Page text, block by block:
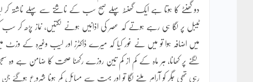
دو گھنٹے کا ہوتا ہے ایک گھنٹہ پہلے صبح سب کے ناشتے سے پہلے ناشتہ کر لیا
ٹیبل پر لگا ہی رہے ہوتے کہ عصر کی اذانیں ہونے لگتیں، نماز پڑھ کر سب
میں اضافہ ہوا تو میں نے غور کیا کہ میرے ڈاکٹرز اور لیب وغیرہ کے وزٹ
لگنے پر کھانا، ہر ماہ کے کم از کم تین روزے رکھنا صحت کا ضامن ہے وہ
رہی تھی جگر کو آرام ملنے لگا تو اور بہت سے مسائل کم ہونا شروع ہوگئے